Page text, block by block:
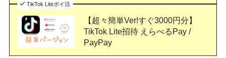
TikTok Liteポイ活
【超々簡単Ver!すぐ3000円分】
TikTok Lite招待 えらべるPay /
PayPay